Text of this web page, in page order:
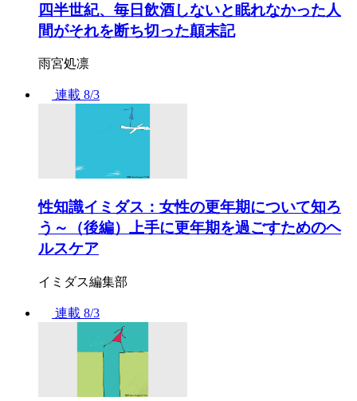
四半世紀、毎日飲酒しないと眠れなかった人
間がそれを断ち切った顛末記
雨宮処凛
連載 8/3
性知識イミダス：女性の更年期について知ろ
う～（後編）上手に更年期を過ごすためのヘ
ルスケア
イミダス編集部
連載 8/3